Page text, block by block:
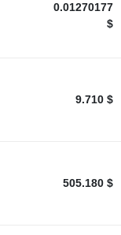
0.01270177
$
9.710 $
505.180 $